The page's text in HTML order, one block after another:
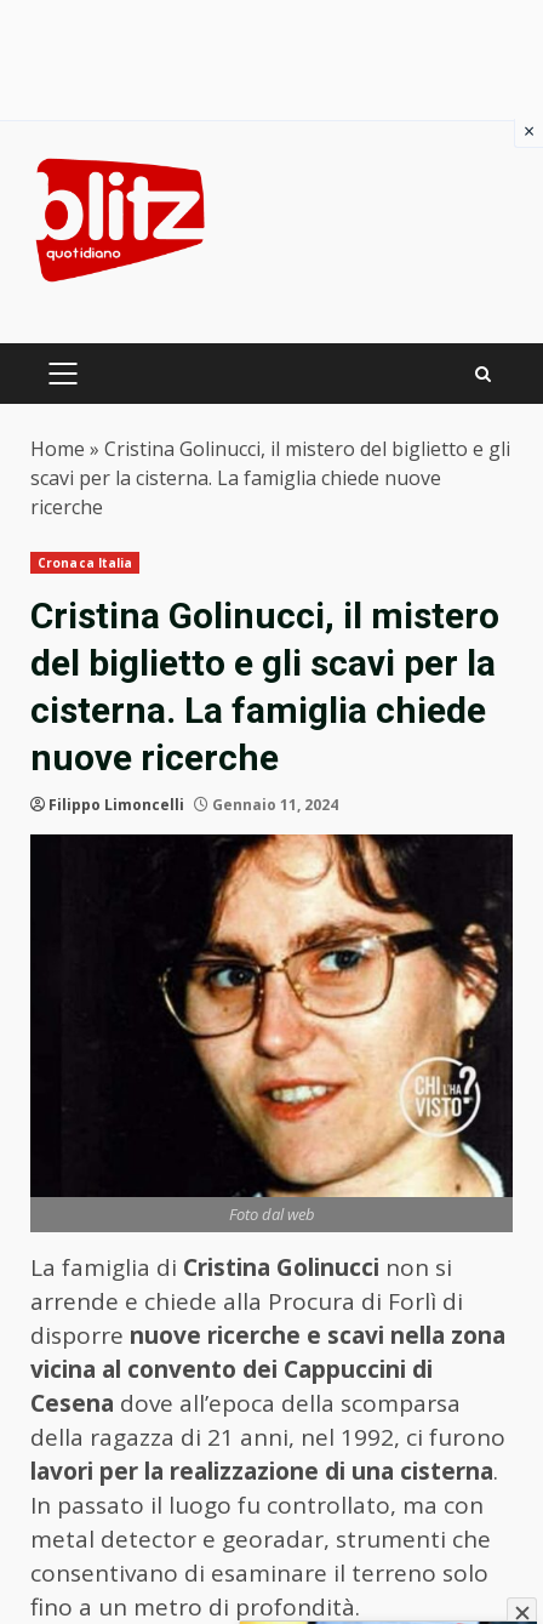
content
PRIMARY
Home » Cristina Golinucci, il mistero del biglietto e gli
scavi per la cisterna. La famiglia chiede nuove
ricerche
Cronaca Italia
Cristina Golinucci, il mistero
del biglietto e gli scavi per la
cisterna. La famiglia chiede
nuove ricerche
Filippo Limoncelli Gennaio 11, 2024
Foto dal web
La famiglia di Cristina Golinucci non si
arrende e chiede alla Procura di Forlì di
disporre nuove ricerche e scavi nella zona
vicina al convento dei Cappuccini di
Cesena dove all’epoca della scomparsa
della ragazza di 21 anni, nel 1992, ci furono
lavori per la realizzazione di una cisterna.
In passato il luogo fu controllato, ma con
metal detector e georadar, strumenti che
consentivano di esaminare il terreno solo
fino a un metro di profondità.
×